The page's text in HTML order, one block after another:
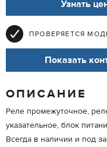
Узнать
ПРОВЕРЯЕТСЯ
Показать
ОПИСАНИЕ
Реле промежуточное,
указательное, блок
Всегда в наличии и под